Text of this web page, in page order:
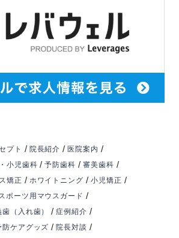
プト / 院長紹介 / 医院案内 /
小児歯科 / 予防歯科 / 審美歯科 /
矯正 / ホワイトニング / 小児矯正 /
スポーツ用マウスガード /
歯（入れ歯） / 症例紹介 /
防ケアグッズ / 院長対談 /